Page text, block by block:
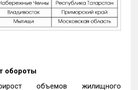
обороты
объемов жилищного